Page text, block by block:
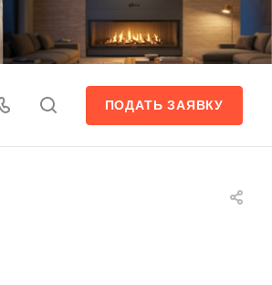
ПОДАТЬ ЗАЯВКУ